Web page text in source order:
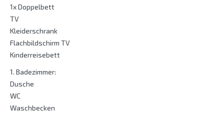
1x Doppelbett
TV
Kleiderschrank
Flachbildschirm TV
Kinderreisebett
1. Badezimmer:
Dusche
WC
Waschbecken